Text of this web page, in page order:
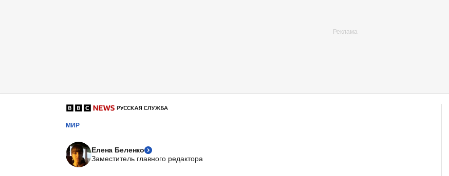
МИР
Елена Беленко
Заместитель главного редактора